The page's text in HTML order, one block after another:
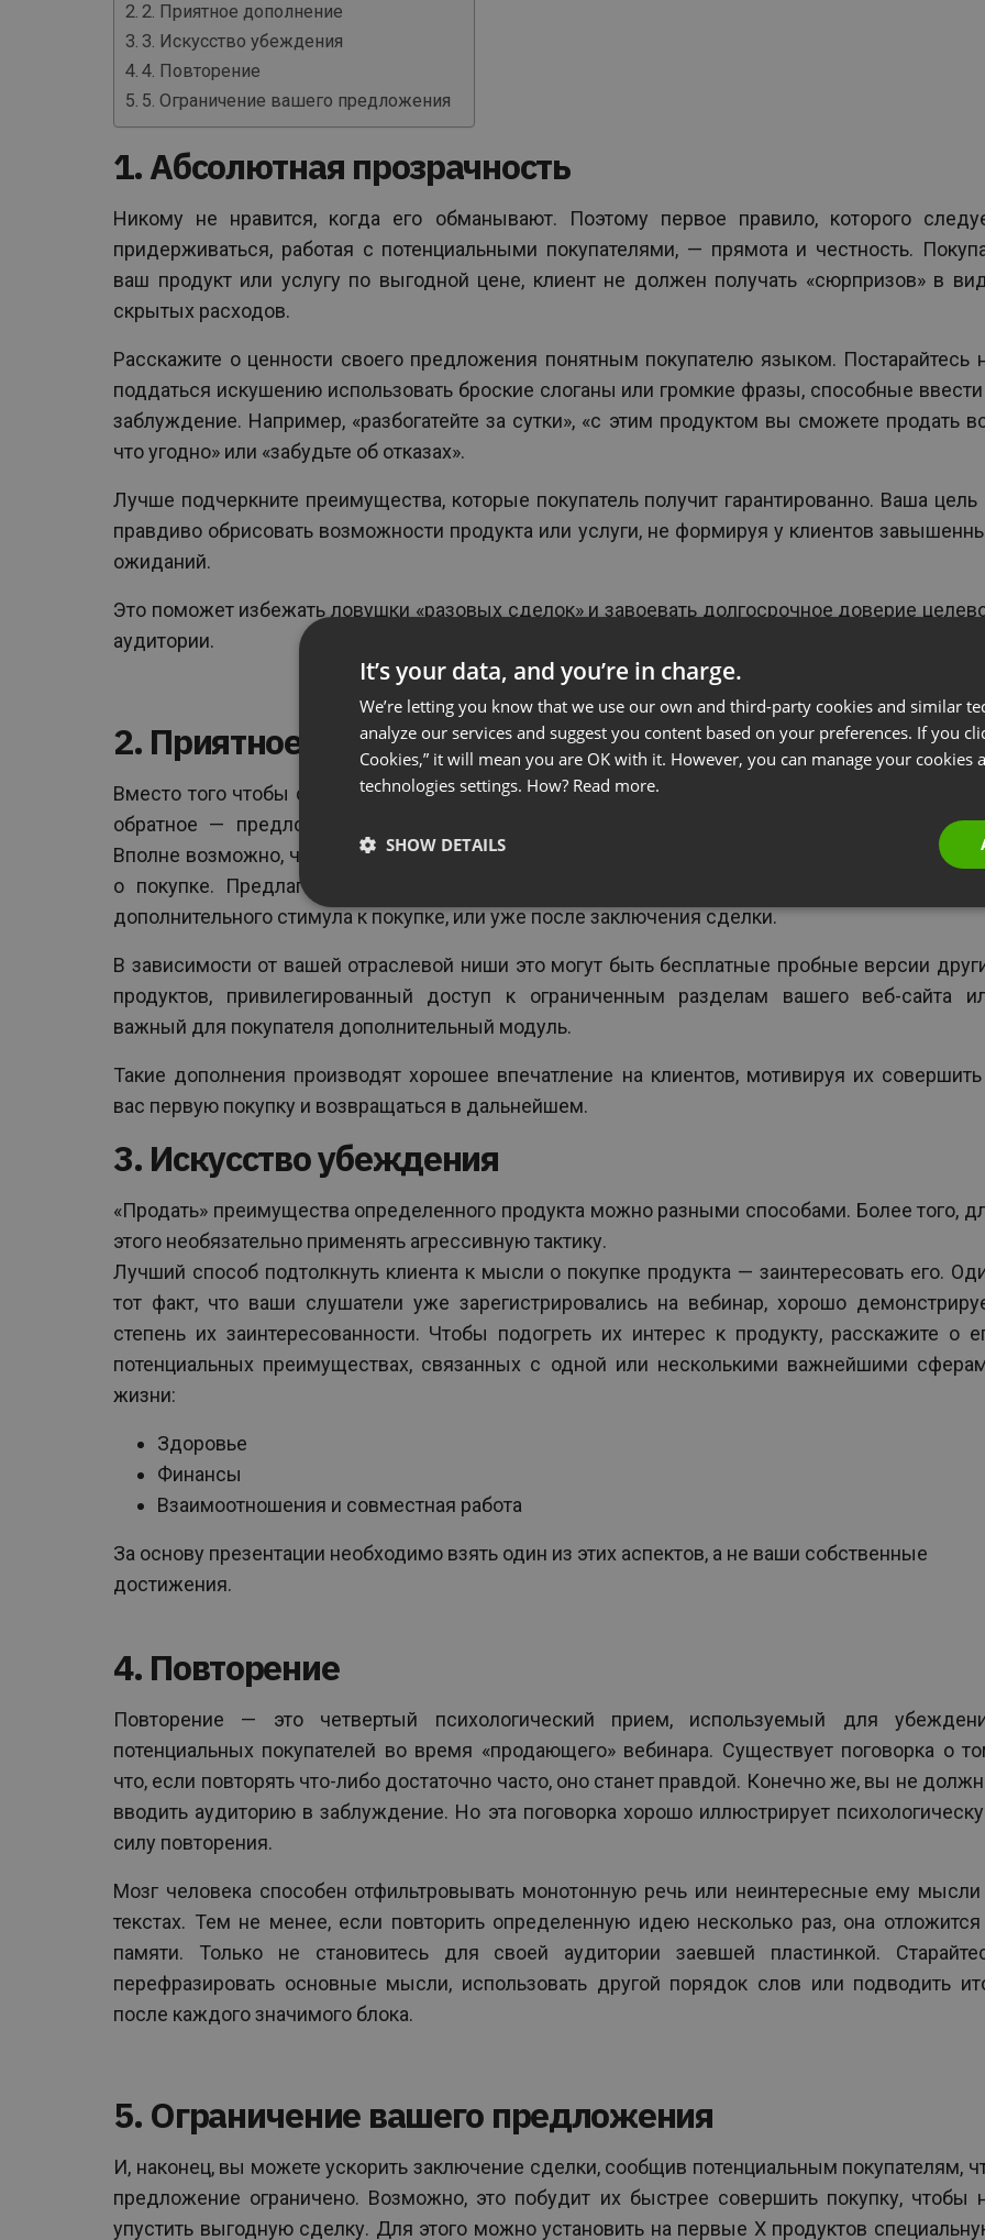
2. Приятное дополнение
3. Искусство убеждения
4. Повторение
5. Ограничение вашего предложения
1. Абсолютная прозрачность
Никому не нравится, когда его обманывают. Поэтому первое правило, которого
придерживаться, работая с потенциальными покупателями, — прямота и честность.
ваш продукт или услугу по выгодной цене, клиент не должен получать «сюрпризов» в
скрытых расходов.
Расскажите о ценности своего предложения понятным покупателю языком. Постарайтесь
поддаться искушению использовать броские слоганы или громкие фразы, способные
заблуждение. Например, «разбогатейте за сутки», «с этим продуктом вы сможете продать
что угодно» или «забудьте об отказах».
Лучше подчеркните преимущества, которые покупатель получит гарантированно. Ваша
правдиво обрисовать возможности продукта или услуги, не формируя у клиентов
ожиданий.
Это поможет избежать ловушки «разовых сделок» и завоевать долгосрочное доверие
аудитории.
2. Приятное дополнение
Вместо того чтобы следовать ошибочной тактике завышения ожиданий, лучше сделать
обратное — предложить клиенту какое-то ценное преимущество, которого он не
Вполне возможно, что неожиданное дополнение побудит его принять положительное
о покупке. Предлагать такие «бонусы» можно на этапе обсуждения условий, в
дополнительного стимула к покупке, или уже после заключения сделки.
В зависимости от вашей отраслевой ниши это могут быть бесплатные пробные версии
продуктов, привилегированный доступ к ограниченным разделам вашего веб-сайта
важный для покупателя дополнительный модуль.
Такие дополнения производят хорошее впечатление на клиентов, мотивируя их
вас первую покупку и возвращаться в дальнейшем.
3. Искусство убеждения
«Продать» преимущества определенного продукта можно разными способами. Более того,
этого необязательно применять агрессивную тактику.
Лучший способ подтолкнуть клиента к мысли о покупке продукта — заинтересовать его.
тот факт, что ваши слушатели уже зарегистрировались на вебинар, хорошо
степень их заинтересованности. Чтобы подогреть их интерес к продукту, расскажите о
потенциальных преимуществах, связанных с одной или несколькими важнейшими
жизни:
Здоровье
Финансы
Взаимоотношения и совместная работа
За основу презентации необходимо взять один из этих аспектов, а не ваши собственные
достижения.
4. Повторение
Повторение — это четвертый психологический прием, используемый для
потенциальных покупателей во время «продающего» вебинара. Существует поговорка о
что, если повторять что-либо достаточно часто, оно станет правдой. Конечно же, вы не
вводить аудиторию в заблуждение. Но эта поговорка хорошо иллюстрирует
силу повторения.
Мозг человека способен отфильтровывать монотонную речь или неинтересные ему
текстах. Тем не менее, если повторить определенную идею несколько раз, она
памяти. Только не становитесь для своей аудитории заевшей пластинкой.
перефразировать основные мысли, использовать другой порядок слов или подводить
после каждого значимого блока.
5. Ограничение вашего предложения
И, наконец, вы можете ускорить заключение сделки, сообщив потенциальным покупателям,
предложение ограничено. Возможно, это побудит их быстрее совершить покупку, чтобы
упустить выгодную сделку. Для этого можно установить на первые X продуктов
It’s your data, and you’re in charge.
We’re letting you know that we use our own and third-party cookies and similar
analyze our services and suggest you content based on your preferences. If you
Cookies,” it will mean you are OK with it. However, you can manage your cookies
technologies settings. How? Read more.
SHOW DETAILS